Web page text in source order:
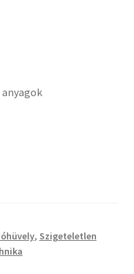
, Szigeteletlen